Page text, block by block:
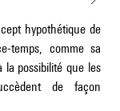
hypothétique de
temps, comme sa
possibilité que les
de façon